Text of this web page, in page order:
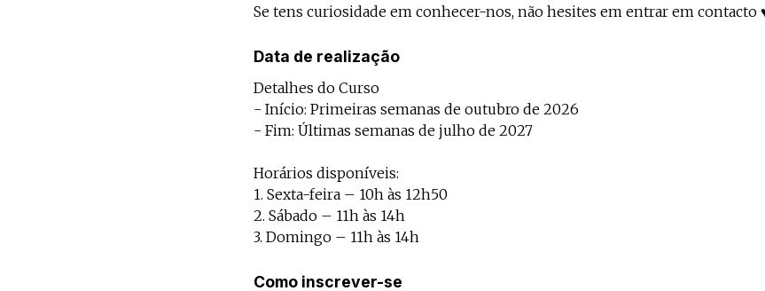
Se tens curiosidade em conhecer-nos, não hesites em entrar em contacto
Data de realização
Detalhes do Curso
- Início: Primeiras semanas de outubro de 2026
- Fim: Últimas semanas de julho de 2027
Horários disponíveis:
1. Sexta-feira – 10h às 12h50
2. Sábado – 11h às 14h
3. Domingo – 11h às 14h
Como inscrever-se